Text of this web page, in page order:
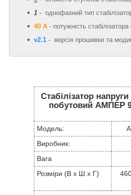
1 - однофазний тип
40 А - потужність
v2.1 - версія прошивки та
Стабілізатор
побутовий АМПЕР
Модель:
Виробник:
Вага
Розміри (В х Ш х Г)